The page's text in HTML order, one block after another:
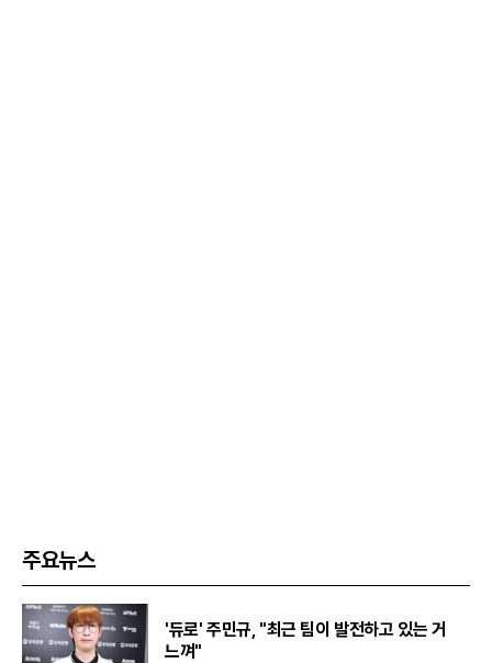
주요뉴스
'듀로' 주민규, "최근 팀이 발전하고 있는 거
느껴"